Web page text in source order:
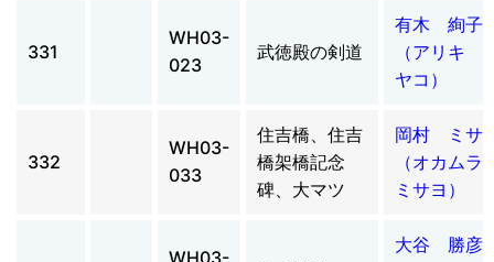
331
WH03-
023
武徳殿の剣道
有木 絢子
（アリキ
ヤコ）
332
WH03-
033
住吉橋、住吉
橋架橋記念
碑、大マツ
岡村 ミサ
（オカム
ミサヨ）
WH03-
大谷 勝彦